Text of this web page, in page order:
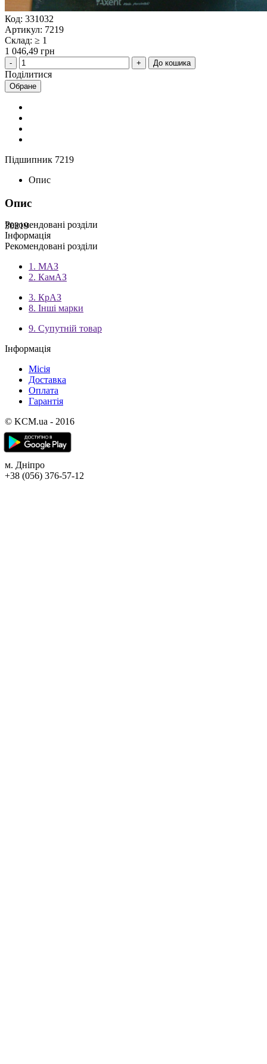
Код: 331032
Артикул: 7219
Склад: ≥ 1
1 046,49 грн
До кошика
Поділитися
Обране
Підшипник 7219
Опис
Опис
30219
Рекомендовані розділи
Інформація
Рекомендовані розділи
1. МАЗ
2. КамАЗ
3. КрАЗ
8. Інші марки
9. Супутній товар
Інформація
Місія
Доставка
Оплата
Гарантія
© KCM.ua - 2016
м. Дніпро
+38 (056) 376-57-12